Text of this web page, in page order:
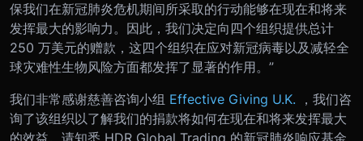
保我们在新冠肺炎危机期间所采取的行动能够在现在和将来
发挥最大的影响力。因此，我们决定向四个组织提供总计
250 万美元的赠款，这四个组织在应对新冠病毒以及减轻全
球灾难性生物风险方面都发挥了显著的作用。”
我们非常感谢慈善咨询小组 Effective Giving U.K. ，我们咨
询了该组织以了解我们的捐款将如何在现在和将来发挥最大
的效益。请知悉 HDR Global Trading 的新冠肺炎响应基金